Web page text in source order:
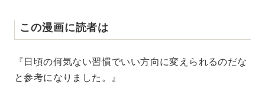
この漫画に読者は
『日頃の何気ない習慣でいい方向に変えられるのだな
と参考になりました。』